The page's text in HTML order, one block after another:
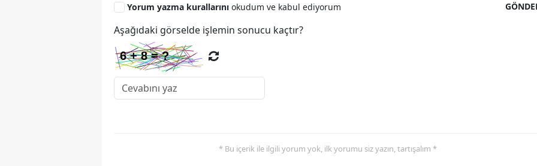
Yorum yazma kurallarını okudum ve kabul ediyorum
Aşağıdaki görselde işlemin sonucu kaçtır?
* Bu içerik ile ilgili yorum yok, ilk yorumu siz yazın, tartışalım *